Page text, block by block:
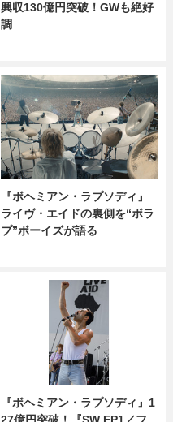
興収130億円突破！GWも絶好
調
『ボヘミアン・ラプソディ』
ライヴ・エイドの裏側を“ボラ
プ”ボーイズが語る
『ボヘミアン・ラプソディ』1
27億円突破！『SW EP1／フ